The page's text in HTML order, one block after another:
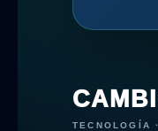
TECNOLOGÍA